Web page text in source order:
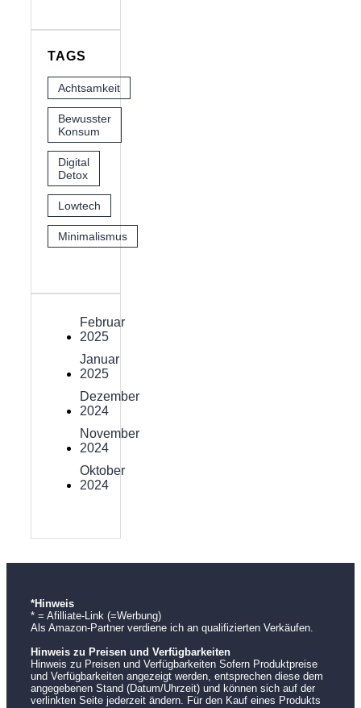
TAGS
Achtsamkeit
Bewusster
Konsum
Digital
Detox
Lowtech
Minimalismus
Februar
2025
Januar
2025
Dezember
2024
November
2024
Oktober
2024
*Hinweis
* = Afilliate-Link (=Werbung)
Als Amazon-Partner verdiene ich an qualifizierten Verkäufen.
Hinweis zu Preisen und Verfügbarkeiten
Hinweis zu Preisen und Verfügbarkeiten Sofern Produktpreise
und Verfügbarkeiten angezeigt werden, entsprechen diese dem
angegebenen Stand (Datum/Uhrzeit) und können sich auf der
verlinkten Seite jederzeit ändern. Für den Kauf eines Produkts